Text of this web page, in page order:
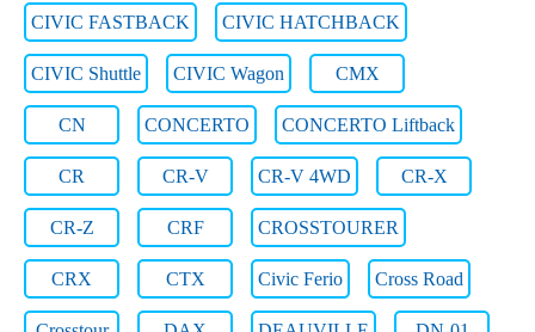
CIVIC FASTBACK CIVIC HATCHBACK
CIVIC Shuttle CIVIC Wagon CMX
CN CONCERTO CONCERTO Liftback
CR CR-V CR-V 4WD CR-X
CR-Z CRF CROSSTOURER
CRX CTX Civic Ferio Cross Road